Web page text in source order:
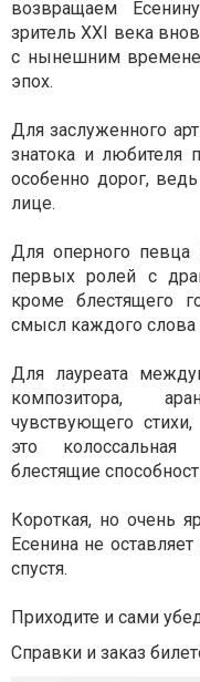
возвращаем
зритель ХХІ века
с нынешним
эпох.
Для заслуженного
знатока и любителя
особенно дорог,
лице.
Для оперного
первых ролей с
кроме блестящего
смысл каждого слова
Для лауреата
композитора,
чувствующего
это
блестящие
Короткая, но очень
Есенина не
спустя.
Приходите и сами
Справки и заказ